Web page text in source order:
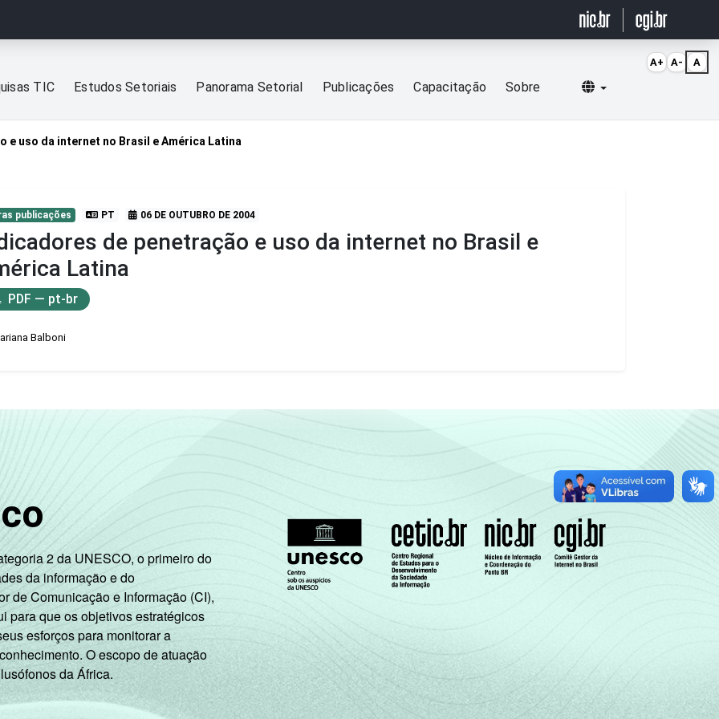
TIC Estudos Setoriais Panorama Setorial Publicações Capacitação Sobre Selecionar idioma
e uso da internet no Brasil e América Latina
publicações PT 06 DE OUTUBRO DE 2004
de penetração e uso da internet no Brasil e
Latina
PDF — pt-br
Balboni
2 da UNESCO, o primeiro do
da informação e do
de Comunicação e Informação (CI),
para que os objetivos estratégicos
esforços para monitorar a
O escopo de atuação
da África.
A+ A- A